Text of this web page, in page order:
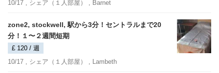
10/17 , シェア（１人部屋） , Barnet
zone2, stockwell, 駅から3分！セントラルまで20
分！１〜２週間短期
£ 120 / 週
10/17 , シェア（１人部屋） , Lambeth